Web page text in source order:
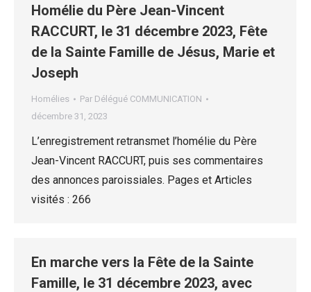
Homélie du Père Jean-Vincent
RACCURT, le 31 décembre 2023, Fête
de la Sainte Famille de Jésus, Marie et
Joseph
Homélies Par Délégué COMMUNICATION
décembre 31, 2023
L’enregistrement retransmet l’homélie du Père
Jean-Vincent RACCURT, puis ses commentaires
des annonces paroissiales. Pages et Articles
visités : 266
En marche vers la Fête de la Sainte
Famille, le 31 décembre 2023, avec